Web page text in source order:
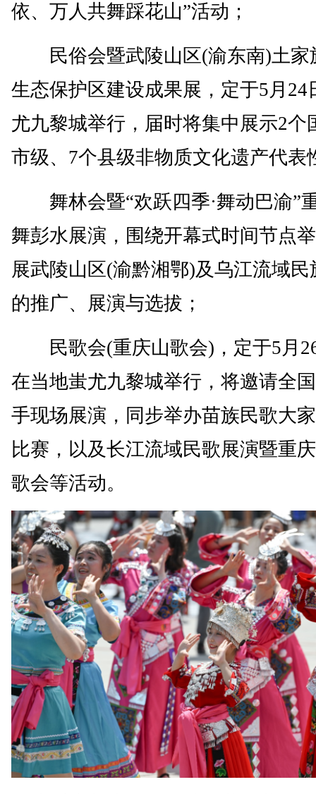
依、万人共舞踩花山”活动；
民俗会暨武陵山区(渝东南)土家
生态保护区建设成果展，定于5月24
尤九黎城举行，届时将集中展示2个
市级、7个县级非物质文化遗产代表
舞林会暨“欢跃四季·舞动巴渝”
舞彭水展演，围绕开幕式时间节点
展武陵山区(渝黔湘鄂)及乌江流域
的推广、展演与选拔；
民歌会(重庆山歌会)，定于5月
在当地蚩尤九黎城举行，将邀请全
手现场展演，同步举办苗族民歌大
比赛，以及长江流域民歌展演暨重
歌会等活动。